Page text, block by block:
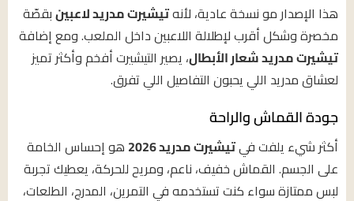
هذا الإصدار مو نسخة عادية، لأنهتيشيرت مدريد لاعبينبقصّة
مخصرة وشكل أقرب لإطلالة اللاعبين داخل الملعب. ومع إضافة
تيشيرت مدريد شعار الأبطال، يصير التيشيرت أفخم وأكثر تميز
لعشاق مدريد اللي يحبون التفاصيل اللي تفرق.
جودة القماش والراحة
أكثر شيء يلفت فيتيشيرت مدريد 2026
هو إحساس الخامة
على الجسم. القماش خفيف، ناعم، ومريح للحركة، يعطيك تجربة
لبس ممتازة سواء كنت تستخدمه في التمرين، المدرج، الطلعات،